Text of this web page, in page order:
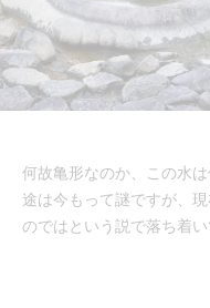
何故亀形なのか、この水
途は今もって謎ですが、
のではという説で落ち着い